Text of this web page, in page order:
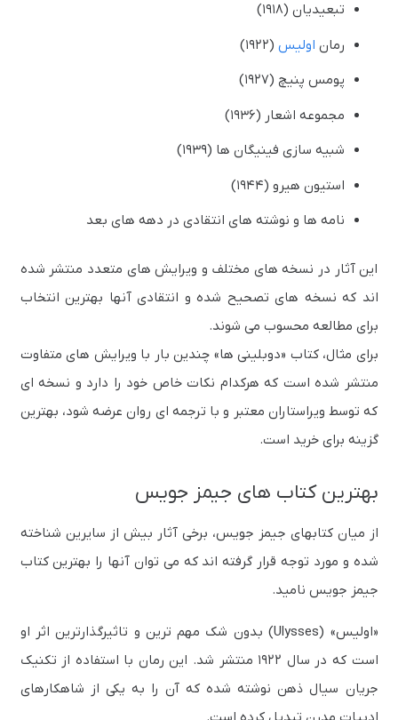
تبعیدیان (۱۹۱۸)
رمان اولیس (۱۹۲۲)
پومس پنیچ (۱۹۲۷)
مجموعه اشعار (۱۹۳۶)
شبیه سازی فینیگان ها (۱۹۳۹)
استیون هیرو (۱۹۴۴)
نامه ها و نوشته های انتقادی در دهه های بعد
این آثار در نسخه های مختلف و ویرایش های متعدد منتشر شده
اند که نسخه های تصحیح شده و انتقادی آنها بهترین انتخاب
برای مطالعه محسوب می شوند.
برای مثال، کتاب «دوبلینی ها» چندین بار با ویرایش های متفاوت
منتشر شده است که هرکدام نکات خاص خود را دارد و نسخه ای
که توسط ویراستاران معتبر و با ترجمه ای روان عرضه شود، بهترین
گزینه برای خرید است.
بهترین کتاب های جیمز جویس
از میان کتابهای جیمز جویس، برخی آثار بیش از سایرین شناخته
شده و مورد توجه قرار گرفته اند که می توان آنها را بهترین کتاب
جیمز جویس نامید.
«اولیس» (Ulysses) بدون شک مهم ترین و تاثیرگذارترین اثر او
است که در سال ۱۹۲۲ منتشر شد. این رمان با استفاده از تکنیک
جریان سیال ذهن نوشته شده که آن را به یکی از شاهکارهای